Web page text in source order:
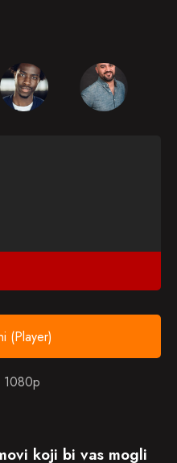
(Player)
1080p
koji bi vas mogli